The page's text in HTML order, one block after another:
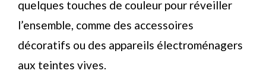
quelques touches de couleur pour réveiller
l’ensemble, comme des accessoires
décoratifs ou des appareils électroménagers
aux teintes vives.